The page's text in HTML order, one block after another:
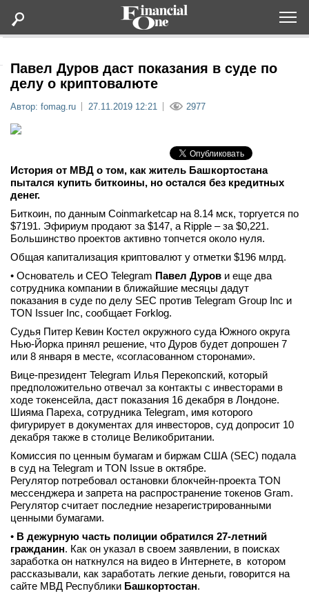
Статьи
Lifestyle
Мероприятия
Новости
Интервью
телеграм
Стать автором
Вход
Павел Дуров даст показания в суде по
делу о криптовалюте
Автор: fomag.ru 27.11.2019 12:21 2977
История от МВД о том, как житель Башкортостана
пытался купить биткоины, но остался без кредитных
денег.
Биткоин, по данным Coinmarketcap на 8.14 мск, торгуется по
$7191. Эфириум продают за $147, а Ripple – за $0,221.
Большинство проектов активно топчется около нуля.
Общая капитализация криптовалют у отметки $196 млрд.
• Основатель и CEO Telegram Павел Дуров и еще два
сотрудника компании в ближайшие месяцы дадут
показания в суде по делу SEC против Telegram Group Inc и
TON Issuer Inc, сообщает Forklog.
Судья Питер Кевин Костел окружного суда Южного округа
Нью-Йорка принял решение, что Дуров будет допрошен 7
или 8 января в месте, «согласованном сторонами».
Вице-президент Telegram Илья Перекопский, который
предположительно отвечал за контакты с инвесторами в
ходе токенсейла, даст показания 16 декабря в Лондоне.
Шияма Пареха, сотрудника Telegram, имя которого
фигурирует в документах для инвесторов, суд допросит 10
декабря также в столице Великобритании.
Комиссия по ценным бумагам и биржам США (SEC) подала
в суд на Telegram и TON Issue в октябре.
Регулятор потребовал остановки блокчейн-проекта TON
мессенджера и запрета на распространение токенов Gram.
Регулятор считает последние незарегистрированными
ценными бумагами.
• В дежурную часть полиции обратился 27-летний
гражданин. Как он указал в своем заявлении, в поисках
заработка он наткнулся на видео в Интернете, в котором
рассказывали, как заработать легкие деньги, говорится на
сайте МВД Республики Башкортостан.